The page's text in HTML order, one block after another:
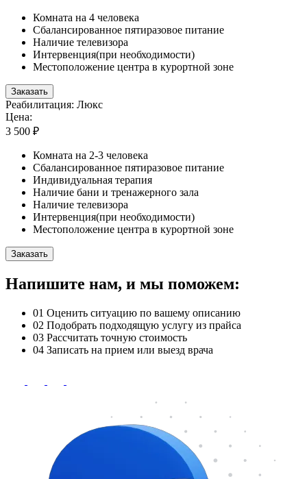
Комната на 4 человека
Сбалансированное пятиразовое питание
Наличие телевизора
Интервенция(при необходимости)
Местоположение центра в курортной зоне
Заказать
Реабилитация: Люкс
Цена:
3 500 ₽
Комната на 2-3 человека
Сбалансированное пятиразовое питание
Индивидуальная терапия
Наличие бани и тренажерного зала
Наличие телевизора
Интервенция(при необходимости)
Местоположение центра в курортной зоне
Заказать
Напишите нам, и мы поможем:
01 Оценить ситуацию по вашему описанию
02 Подобрать подходящую услугу из прайса
03 Рассчитать точную стоимость
04 Записать на прием или выезд врача